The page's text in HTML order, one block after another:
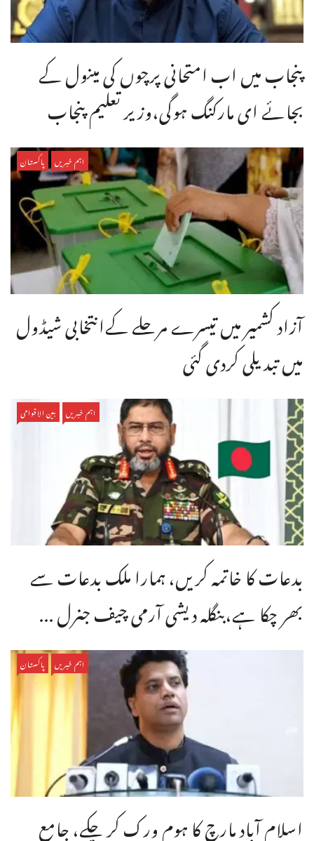
پنجاب میں اب امتحانی پرچوں کی مینول کے
بجائے ای مارکنگ ہوگی،وزیر تعلیم پنجاب
اہم خبریں پاکستان
آزاد کشمیر میں تیسرے مرحلے کےانتخابی شیڈول
میں تبدیلی کردی گئی
اہم خبریں بین الاقوامی
بدعات کا خاتمہ کریں، ہمارا ملک بدعات سے
بھر چکا ہے،بنگله دیشی آرمی چیف جنرل ...
اہم خبریں پاکستان
اسلام آباد مارچ کا ہوم ورک کر چکے، جامع